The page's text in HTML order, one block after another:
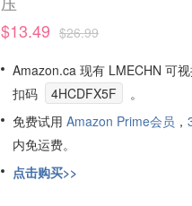
$13.49 $26.99
Amazon.ca 现有 LMECHN 可
扣码
4HCDFX5F
。
免费试用 Amazon Prime会员 ，
内免运费。
点击购买>>